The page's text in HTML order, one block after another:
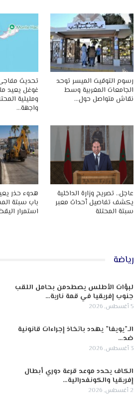
رسوم التوقيت الميسر توحد
الجامعات المغربية وسط
نقاش متواصل حول…
تحديث
غوغل يعيد
ومليلية
واجهة…
عاجل.. تصريح وزارة الداخلية
يكشف تفاصيل أحداث معبر
سبتة المحتلة
هدوء حذر
باب سبتة
استمرار
رياضة
لبؤات الأطلس يصطدمن بحامل اللقب
جنوب إفريقيا في قمة نارية…
5 أغسطس, 2026
الـ”يويفا” يهدد باتخاذ إجراءات قانونية
ضد…
3 أغسطس, 2026
الكاف يحدد موعد قرعة دوري أبطال
إفريقيا والكونفدرالية…
2 أغسطس, 2026